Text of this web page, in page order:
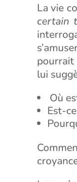
La vie
certain
pourrait
lui
Où
Est-